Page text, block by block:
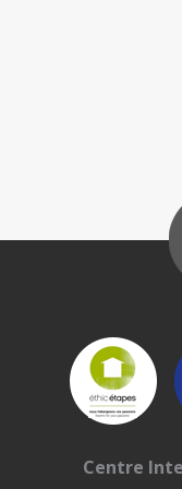
Centre